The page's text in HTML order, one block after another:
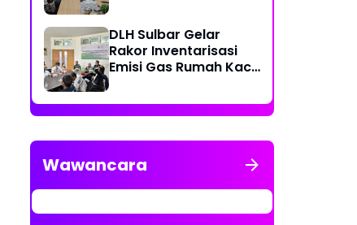
DLH Sulbar Gelar
Rakor Inventarisasi
Emisi Gas Rumah Kaca
Wawancara